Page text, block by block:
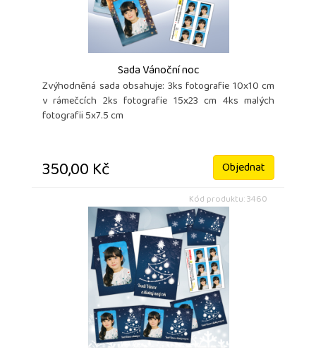
Sada Vánoční noc
Zvýhodněná sada obsahuje: 3ks fotografie 10x10 cm
v rámečcích 2ks fotografie 15x23 cm 4ks malých
fotografii 5x7.5 cm
350,00 Kč Objednat
Kód produktu: 3460